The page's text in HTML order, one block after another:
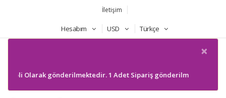
İletişim
Hesabım USD Türkçe
×
Olarak gönderilmektedir. 1 Adet Sipariş gönderilmeyecektir.